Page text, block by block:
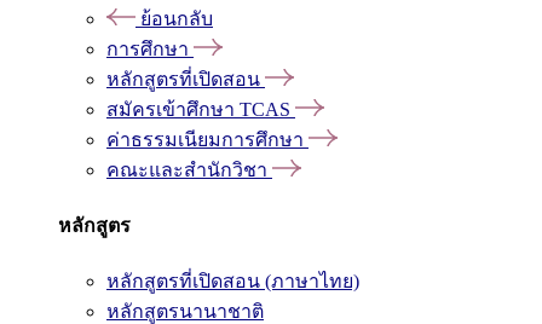
ย้อนกลับ
การศึกษา
หลักสูตรที่เปิดสอน
สมัครเข้าศึกษา TCAS
ค่าธรรมเนียมการศึกษา
คณะและสำนักวิชา
หลักสูตร
หลักสูตรที่เปิดสอน (ภาษาไทย)
หลักสูตรนานาชาติ